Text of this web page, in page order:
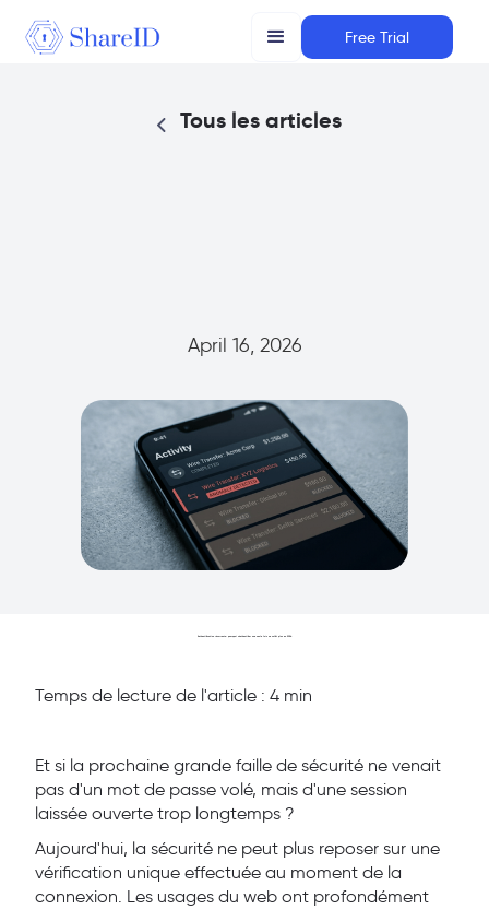
Free Trial
Tous les articles
April 16, 2026
Authentification récurrente: pourquoi s'authentifier une seule fois ne suffit plus en 2026.
Temps de lecture de l'article : 4 min
Et si la prochaine grande faille de sécurité ne venait
pas d'un mot de passe volé, mais d'une session
laissée ouverte trop longtemps ?
Aujourd'hui, la sécurité ne peut plus reposer sur une
vérification unique effectuée au moment de la
connexion. Les usages du web ont profondément